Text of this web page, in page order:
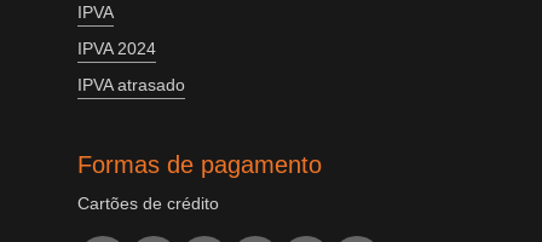
IPVA
IPVA 2024
IPVA atrasado
Formas de pagamento
Cartões de crédito